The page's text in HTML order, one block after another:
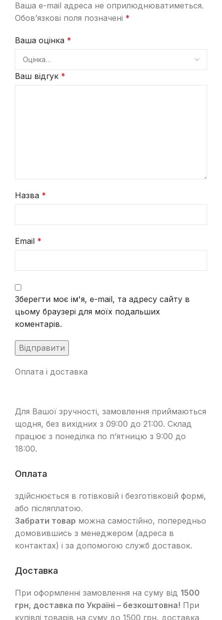
Ваша e-mail адреса не оприлюднюватиметься.
Обов’язкові поля позначені *
Ваша оцінка *
Ваш відгук *
Назва *
Email *
Зберегти моє ім'я, e-mail, та адресу сайту в
цьому браузері для моїх подальших
коментарів.
Оплата і доставка
Для Вашої зручності, замовлення приймаються
щодня, без вихідних з 09:00 до 21:00. Склад
працює з понеділка по п’ятницю з 9:00 до
18:00.
Оплата
здійснюється в готівковій і безготівковій формі,
або післяплатою.
Забрати товар можна самостійно, попередньо
домовившись з менеджером (адреса в
контактах) і за допомогою служб доставок.
Доставка
При оформленні замовлення на суму від 1500
грн, доставка по Україні – безкоштовна! При
купівлі товарів на суму до 1500 грн, доставка